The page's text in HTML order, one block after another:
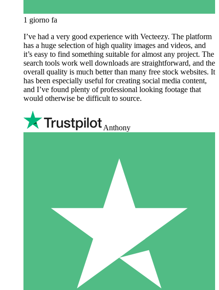
1 giorno fa
I’ve had a very good experience with Vecteezy. The platform
has a huge selection of high quality images and videos, and
it’s easy to find something suitable for almost any project. The
search tools work well downloads are straightforward, and the
overall quality is much better than many free stock websites. It
has been especially useful for creating social media content,
and I’ve found plenty of professional looking footage that
would otherwise be difficult to source.
Anthony